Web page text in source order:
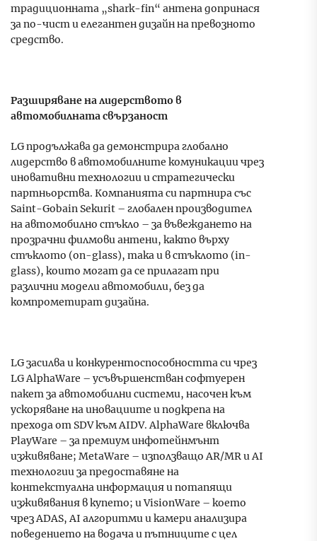
традиционната „shark-fin“ антена допринася
за по-чист и елегантен дизайн на превозното
средство.
Разширяване на лидерството в
автомобилната свързаност
LG продължава да демонстрира глобално
лидерство в автомобилните комуникации чрез
иновативни технологии и стратегически
партньорства. Компанията си партнира със
Saint-Gobain Sekurit – глобален производител
на автомобилно стъкло – за въвеждането на
прозрачни филмови антени, както върху
стъклото (on-glass), така и в стъклото (in-
glass), които могат да се прилагат при
различни модели автомобили, без да
компрометират дизайна.
LG засилва и конкурентоспособността си чрез
LG AlphaWare – усъвършенстван софтуерен
пакет за автомобилни системи, насочен към
ускоряване на иновациите и подкрепа на
прехода от SDV към AIDV. AlphaWare включва
PlayWare – за премиум инфотейнмънт
изживяване; MetaWare – използващо AR/MR и AI
технологии за предоставяне на
контекстуална информация и потапящи
изживявания в купето; и VisionWare – което
чрез ADAS, AI алгоритми и камери анализира
поведението на водача и пътниците с цел